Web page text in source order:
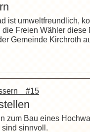
ist umweltfreundlich,
Freien Wähler
Gemeinde Kirchroth
#15
zum Bau eines
sind sinnvoll.